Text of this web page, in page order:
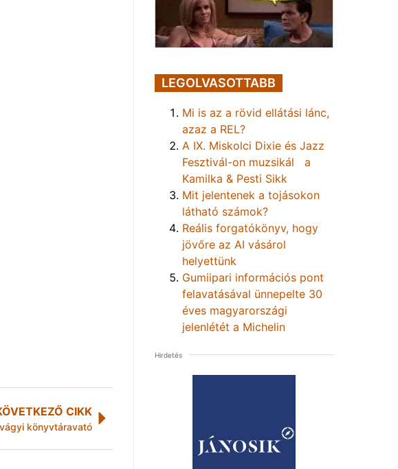
CIKK
könyvtáravató
LEGOLVASOTTABB
Mi is az a rövid ellátási lánc,
azaz a REL?
A IX. Miskolci Dixie és Jazz
Fesztivál-on muzsikál a
Kamilka & Pesti Sikk
Mit jelentenek a tojásokon
látható számok?
Reális forgatókönyv, hogy
jövőre az AI vásárol
helyettünk
Gumiipari információs pont
felavatásával ünnepelte 30
éves magyarországi
jelenlétét a Michelin
Hirdetés